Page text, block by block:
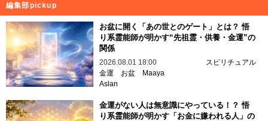
編集部pickup
お盆に開く「あの世とのゲート」とは？ 悟
り系霊能師が明かす“先祖霊・供養・金運”の
関係
2026.08.01 18:00
スピリチュアル
金運
お盆
Maaya
Aslan
金運がない人は無意識にやっている！？ 悟
り系霊能師が明かす「お金に嫌われる人」の